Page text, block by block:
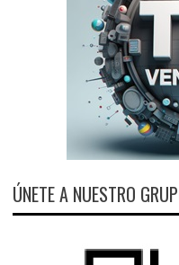
ÚNETE A NUESTRO